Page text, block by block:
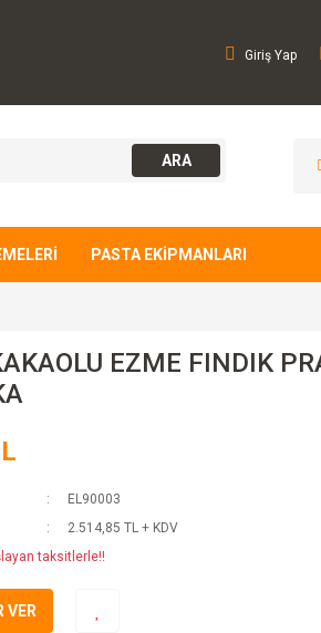
Giriş Yap
ARA
PASTA EKİPMANLARI
EZME FINDIK
EL90003
2.514,85 TL + KDV
taksitlerle!!
VER